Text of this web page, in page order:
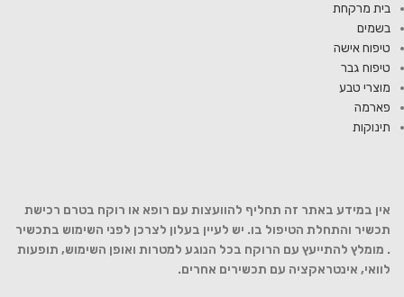
בית מרקחת
בשמים
טיפוח אישה
טיפוח גבר
מוצרי טבע
פארמה
תינוקות
אין במידע באתר זה תחליף להוועצות עם רופא או רוקח בטרם רכישת
תכשיר והתחלת הטיפול בו. יש לעיין בעלון לצרכן לפני השימוש בתכשיר
. מומלץ להתייעץ עם הרוקח בכל הנוגע למטרות ואופן השימוש, תופעות
לוואי, אינטראקציה עם תכשירים אחרים.